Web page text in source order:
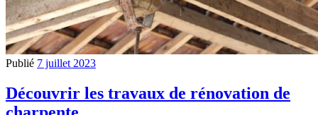
Publié 7 juillet 2023
Découvrir les travaux de rénovation de